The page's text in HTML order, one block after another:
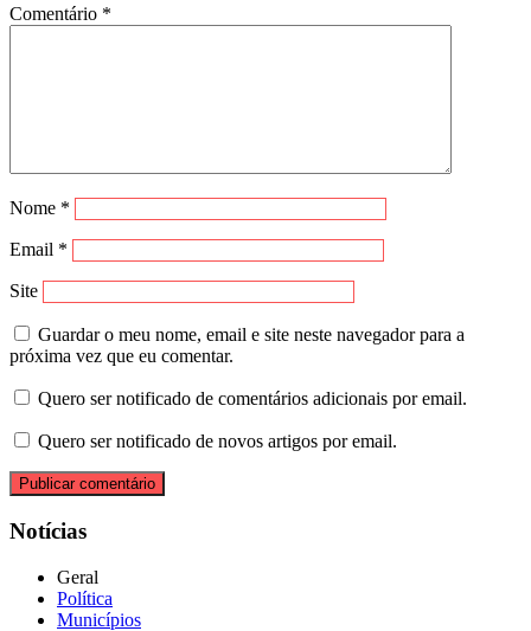
Comentário *
Nome *
Email *
Site
Guardar o meu nome, email e site neste navegador para a
próxima vez que eu comentar.
Quero ser notificado de comentários adicionais por email.
Quero ser notificado de novos artigos por email.
Notícias
Geral
Política
Municípios